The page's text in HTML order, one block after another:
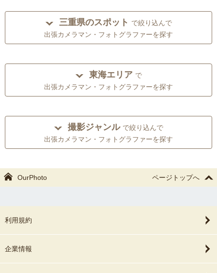
三重県のスポット で絞り込んで
出張カメラマン・フォトグラファーを探す
東海エリア で
出張カメラマン・フォトグラファーを探す
撮影ジャンル で絞り込んで
出張カメラマン・フォトグラファーを探す
OurPhoto ページトップへ
利用規約
企業情報